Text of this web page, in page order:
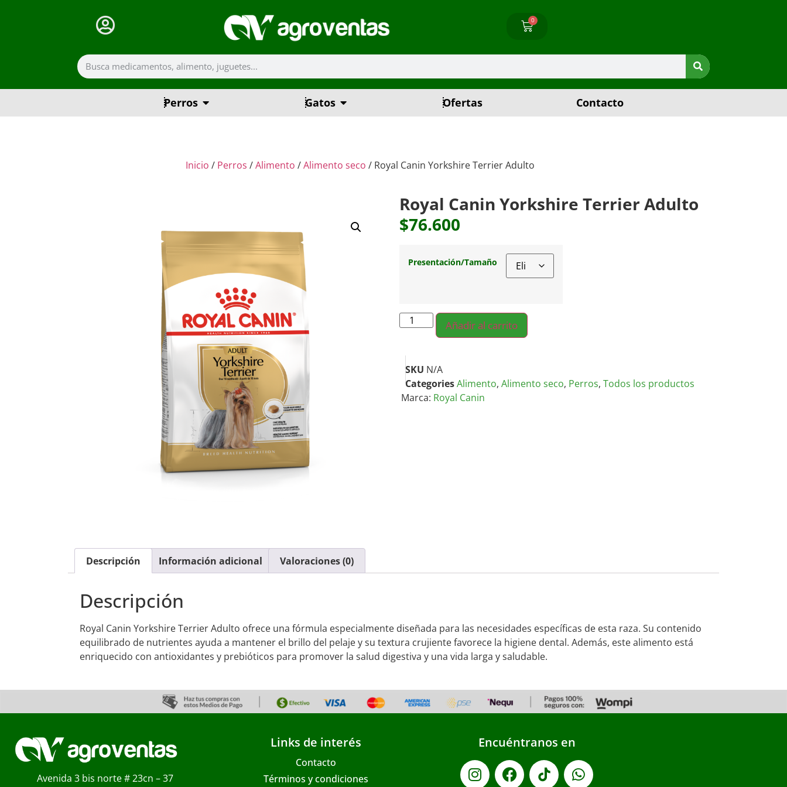
0
Perros Gatos Ofertas Contacto
Inicio / Perros /Alimento /Alimento seco / Royal Canin Yorkshire Terrier Adulto
Royal Canin Yorkshire Terrier Adulto
$76.600
Presentación/Tamaño
Añadir al carrito
SKU N/A
CategoriesAlimento, Alimento seco, Perros, Todos los productos
Marca: Royal Canin
Descripción Información adicional Valoraciones (0)
Descripción
Royal Canin Yorkshire Terrier Adulto ofrece una fórmula especialmente diseñada para las necesidades específicas de esta raza. Su contenido
equilibrado de nutrientes ayuda a mantener el brillo del pelaje y su textura crujiente favorece la higiene dental. Además, este alimento está
enriquecido con antioxidantes y prebióticos para promover la salud digestiva y una vida larga y saludable.
Avenida 3 bis norte # 23cn – 37
Links de interés
Contacto
Términos y condiciones
Encuéntranos en